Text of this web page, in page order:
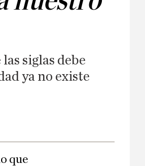
siglas debe
ya no existe
que